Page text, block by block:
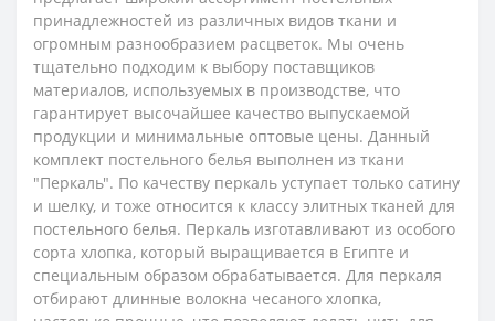
принадлежностей из различных видов ткани и
огромным разнообразием расцветок. Мы очень
тщательно подходим к выбору поставщиков
материалов, используемых в производстве, что
гарантирует высочайшее качество выпускаемой
продукции и минимальные оптовые цены. Данный
комплект постельного белья выполнен из ткани
"Перкаль". По качеству перкаль уступает только сатину
и шелку, и тоже относится к классу элитных тканей для
постельного белья. Перкаль изготавливают из особого
сорта хлопка, который выращивается в Египте и
специальным образом обрабатывается. Для перкаля
отбирают длинные волокна чесаного хлопка,